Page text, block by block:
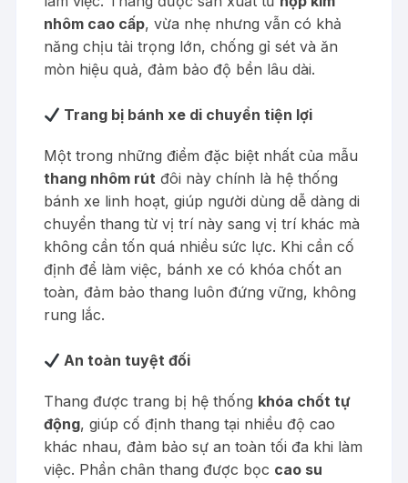
nhôm cao cấp, vừa nhẹ nhưng vẫn có khả
năng chịu tải trọng lớn, chống gỉ sét và ăn
mòn hiệu quả, đảm bảo độ bền lâu dài.
Trang bị bánh xe di chuyển tiện lợi
Một trong những điểm đặc biệt nhất của mẫu
thang nhôm rút đôi này chính là hệ thống
bánh xe linh hoạt, giúp người dùng dễ dàng di
chuyển thang từ vị trí này sang vị trí khác mà
không cần tốn quá nhiều sức lực. Khi cần cố
định để làm việc, bánh xe có khóa chốt an
toàn, đảm bảo thang luôn đứng vững, không
rung lắc.
An toàn tuyệt đối
Thang được trang bị hệ thống khóa chốt tự
động, giúp cố định thang tại nhiều độ cao
khác nhau, đảm bảo sự an toàn tối đa khi làm
việc. Phần chân thang được bọc cao su